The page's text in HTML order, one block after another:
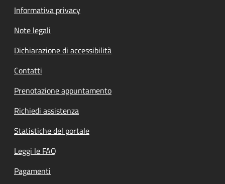
Informativa privacy
Note legali
Dichiarazione di accessibilità
Contatti
Prenotazione appuntamento
Richiedi assistenza
Statistiche del portale
Leggi le FAQ
Pagamenti